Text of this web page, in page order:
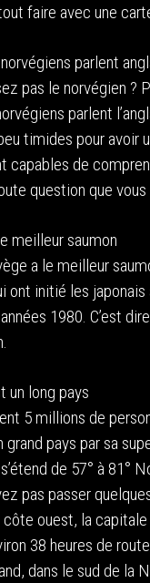
faire avec une
parlent
pas le norvégien ?
parlent
timides pour avoir
capables de
question que vous
meilleur saumon
a le meilleur
ont initié les japonais
1980. C’est
un long pays
5 millions de
grand pays par sa
de 57° à 81°
pas passer
ouest, la capitale
38 heures de
dans le sud de la